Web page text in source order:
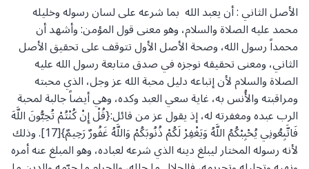
الأصل الثاني : أن يعبد الله بما شرعه على لسان رسوله وخليله
محمد عليه الصلاة والسلام، وهو معنى قول المؤمن: وأشهد أن
محمداً رسول الله، وصحة الأصل الأول تتوقف على تحقيق الأصل
الثاني، ومعنى تحقيقه نوجزه في صدق متابعة رسول الله عليه
الصلاة والسلام لأن إتباعه دليل محبة الله عز وجل، الذي محبته
ومراقبته والأُنس به، غاية سعي العبد وكده، وهي أيضاً جالبة لمحبة
الرب عبده ومغفرته له، إذ يقول عز من قائل:{قُلْ إِنْ كُنْتُمْ تُحِبُّونَ اللَّهَ
فَاتَّبِعُونِي يُحْبِبْكُمُ اللَّهُ وَيَغْفِرْ لَكُمْ ذُنُوبَكُمْ وَاللَّهُ غَفُورٌ رَحِيمٌ}[17]. وذلك
لأنه رسوله المختار ليبلغ دينه الذي شرعه لعباده، وهو المبلغ عنه أمره